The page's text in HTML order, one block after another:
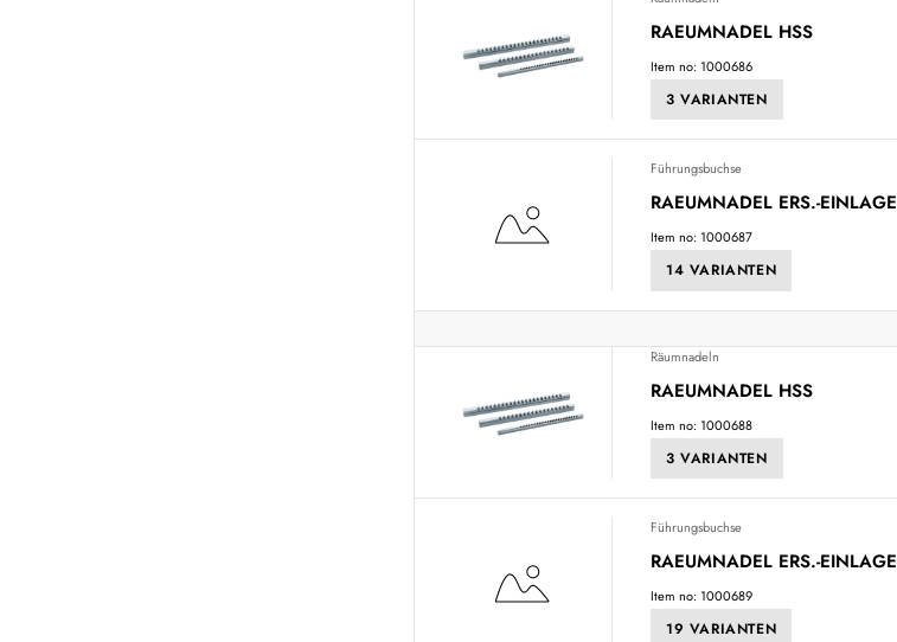
RAEUMNADEL HSS
Item no: 1000686
3 VARIANTEN
Führungsbuchse
RAEUMNADEL ERS.-EINLAGE
Item no: 1000687
14 VARIANTEN
Räumnadeln
RAEUMNADEL HSS
Item no: 1000688
3 VARIANTEN
Führungsbuchse
RAEUMNADEL ERS.-EINLAGE
Item no: 1000689
19 VARIANTEN